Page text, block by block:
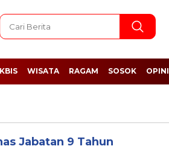
WISATA RAGAM SOSOK OPINI
Jabatan 9 Tahun